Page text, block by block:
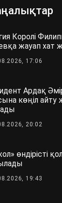
Королі
жауап хат
17:06
Ардақ
көңіл айту
20:02
өндірісті
19:43